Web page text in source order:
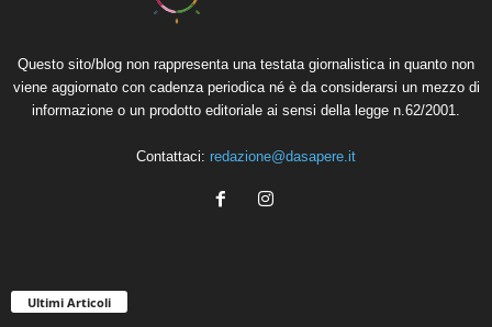
Questo sito/blog non rappresenta una testata giornalistica in quanto non
viene aggiornato con cadenza periodica né è da considerarsi un mezzo di
informazione o un prodotto editoriale ai sensi della legge n.62/2001.
Contattaci: redazione@dasapere.it
Ultimi Articoli